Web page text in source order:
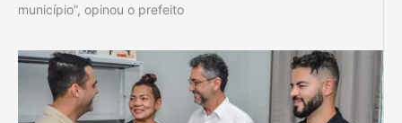
município”, opinou o prefeito